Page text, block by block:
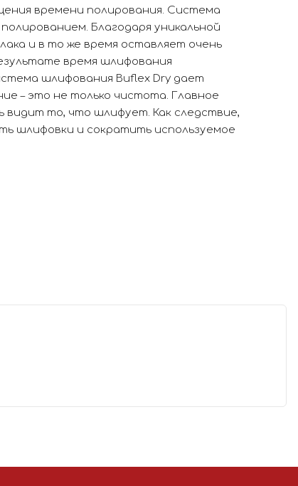
времени полирования. Система
Благодаря уникальной
и в то же время оставляет очень
время шлифования
шлифования Buflex Dry дает
– это не только чистота. Главное
то, что шлифует. Как следствие,
шлифовки и сократить используемое